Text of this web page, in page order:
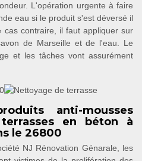
L'opération urgente à faire
eau si le produit s'est déversé il
cas contraire, il faut appliquer sur
de Marseille et de l'eau. Le
et les tâches vont assurément
anti-mousses
en béton à
le 26800
NJ Rénovation Génarale, les